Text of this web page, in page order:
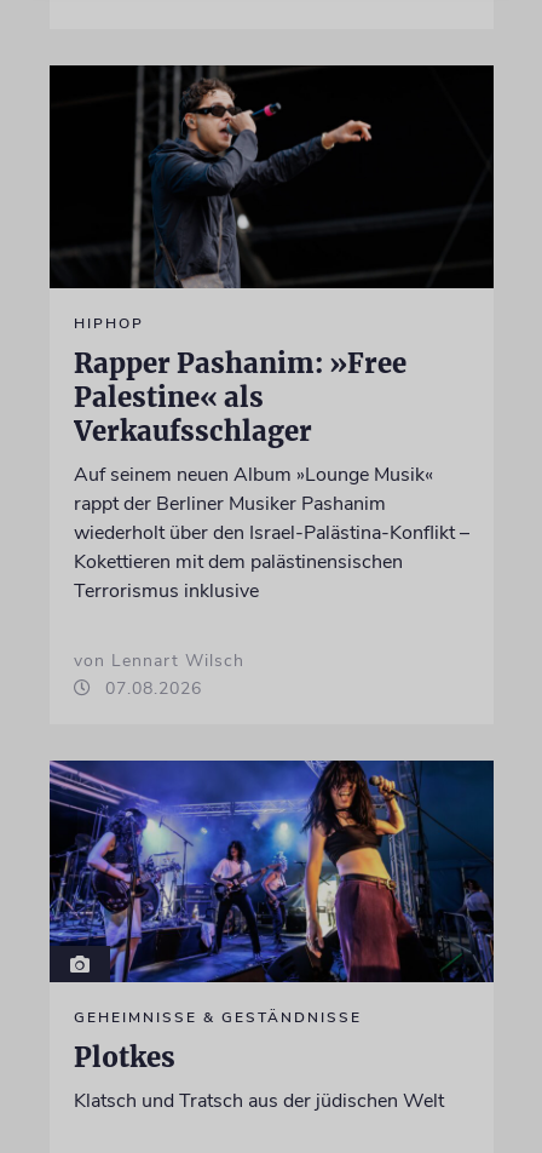
HIPHOP
Rapper Pashanim: »Free
Palestine« als
Verkaufsschlager
Auf seinem neuen Album »Lounge Musik«
rappt der Berliner Musiker Pashanim
wiederholt über den Israel-Palästina-Konflikt –
Kokettieren mit dem palästinensischen
Terrorismus inklusive
von Lennart Wilsch
07.08.2026
GEHEIMNISSE & GESTÄNDNISSE
Plotkes
Klatsch und Tratsch aus der jüdischen Welt